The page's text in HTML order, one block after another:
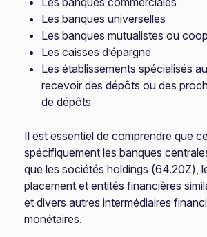
Les banques universelles
Les banques mutualistes ou
Les caisses d’épargne
Les établissements spécialisés
recevoir des dépôts ou des
de dépôts
Il est essentiel de comprendre que
spécifiquement les banques
que les sociétés holdings (64.20Z),
placement et entités financières
et divers autres intermédiaires
monétaires.